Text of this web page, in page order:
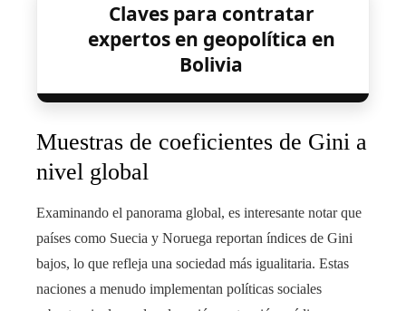
Claves para contratar
expertos en geopolítica en
Bolivia
Muestras de coeficientes de Gini a
nivel global
Examinando el panorama global, es interesante notar que
países como Suecia y Noruega reportan índices de Gini
bajos, lo que refleja una sociedad más igualitaria. Estas
naciones a menudo implementan políticas sociales